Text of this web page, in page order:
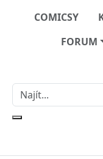
COMICSY
FORUM